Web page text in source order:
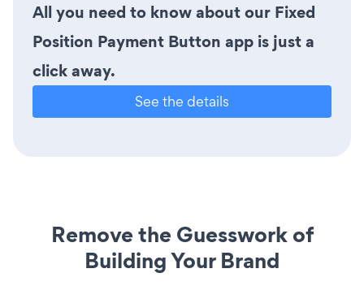
All you need to know about our Fixed
Position Payment Button app is just a
click away.
See the details
Remove the Guesswork of
Building Your Brand